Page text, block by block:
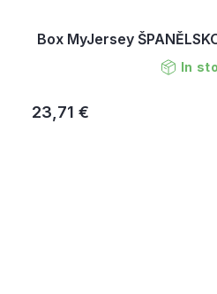
Box MyJersey
In
23,71 €